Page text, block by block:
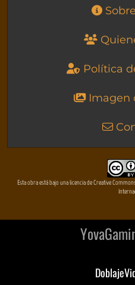
Política
Imagen
Esta obra está bajo una licencia de Creative